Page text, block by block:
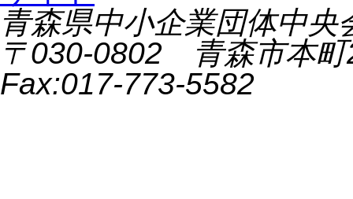
青森県中小企業団体中
〒030-0802 青森市本
Fax:017-773-5582